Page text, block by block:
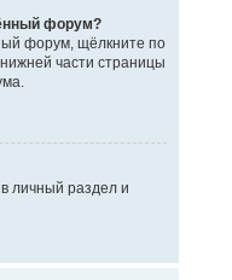
форум?
форум, щёлкните по
части страницы
личный раздел и